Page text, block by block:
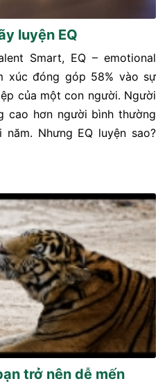
luyện EQ
Smart, EQ – emotional
xúc đóng góp 58% vào sự
của một con người. Người
cao hơn người bình thường
Nhưng EQ luyện sao?
trở nên dễ mến